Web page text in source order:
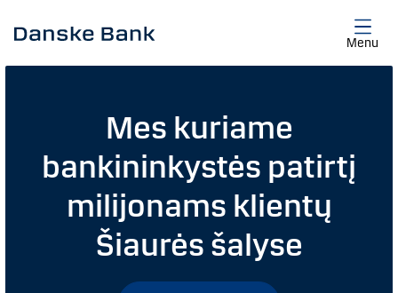
Menu
Mes kuriame
bankininkystės patirtį
milijonams klientų
Šiaurės šalyse